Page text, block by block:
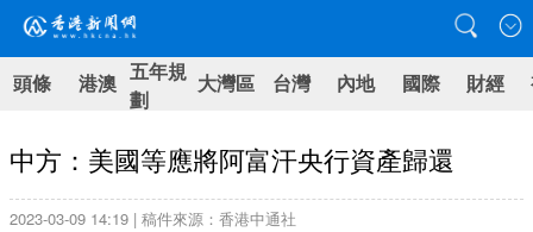
頭條 港澳 五年規
劃
大灣區 台灣 內地 國際 財經
中方：美國等應將阿富汗央行資產歸還
2023-03-09 14:19 | 稿件來源：香港中通社